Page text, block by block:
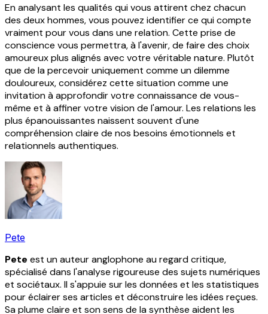
En analysant les qualités qui vous attirent chez chacun
des deux hommes, vous pouvez identifier ce qui compte
vraiment pour vous dans une relation. Cette prise de
conscience vous permettra, à l'avenir, de faire des choix
amoureux plus alignés avec votre véritable nature. Plutôt
que de la percevoir uniquement comme un dilemme
douloureux, considérez cette situation comme une
invitation à approfondir votre connaissance de vous-
même et à affiner votre vision de l'amour. Les relations les
plus épanouissantes naissent souvent d'une
compréhension claire de nos besoins émotionnels et
relationnels authentiques.
Pete
Pete est un auteur anglophone au regard critique,
spécialisé dans l'analyse rigoureuse des sujets numériques
et sociétaux. Il s'appuie sur les données et les statistiques
pour éclairer ses articles et déconstruire les idées reçues.
Sa plume claire et son sens de la synthèse aident les